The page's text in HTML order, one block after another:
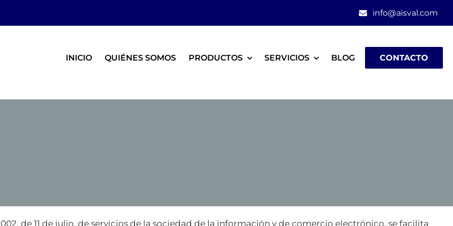
info@aisval.com
INICIO QUIÉNES SOMOS PRODUCTOS SERVICIOS BLOG CONTACTO
de 11 de julio, de servicios de la sociedad de la información y de comercio electrónico, se facilita